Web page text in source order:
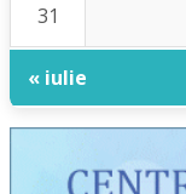
31
« iulie